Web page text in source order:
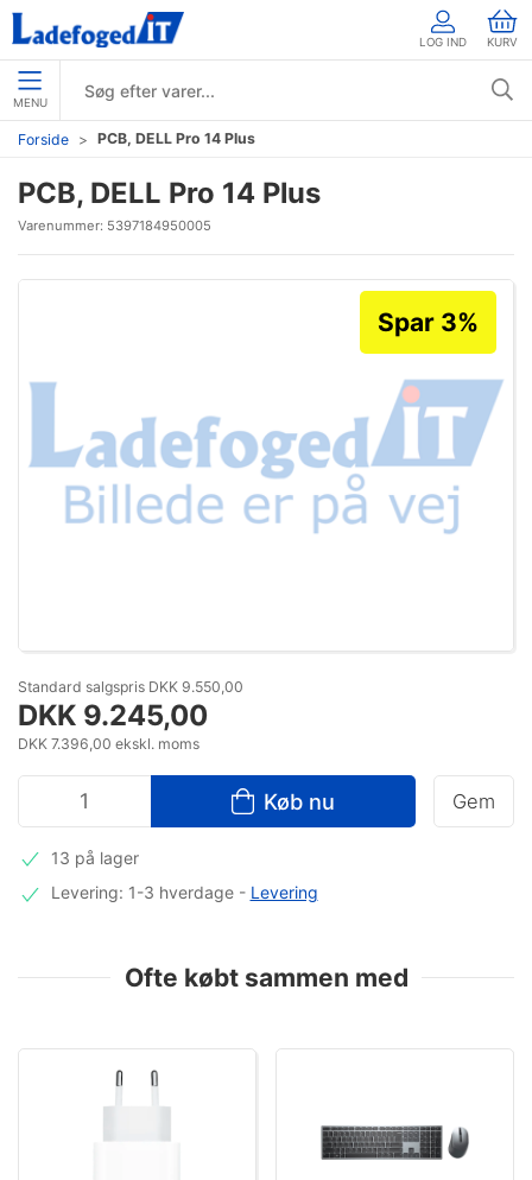
LOG IND KURV
MENU
Forside PCB, DELL Pro 14 Plus
PCB, DELL Pro 14 Plus
Varenummer: 5397184950005
Spar 3%
Standard salgspris DKK 9.550,00
DKK 9.245,00
DKK 7.396,00 ekskl. moms
Køb nu Gem
13 på lager
Levering: 1-3 hverdage- Levering
Ofte købt sammen med